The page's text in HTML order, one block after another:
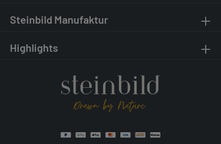
Steinbild Manufaktur
Highlights